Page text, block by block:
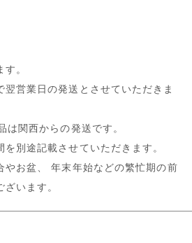
。
営業日の発送とさせていただきま
関西からの発送です。
別途記載させていただきます。
お盆、 年末年始などの繁忙期の前
います。